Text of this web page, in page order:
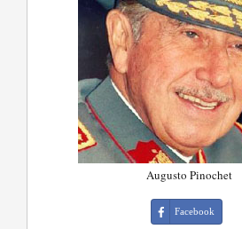
Augusto Pinochet
Facebook